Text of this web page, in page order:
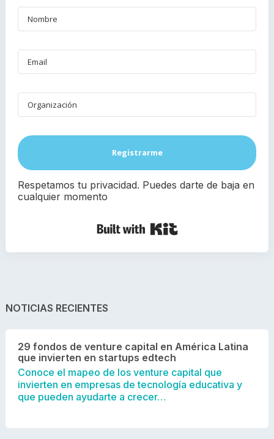
Registrarme
Respetamos tu privacidad. Puedes darte de baja en
cualquier momento
NOTICIAS RECIENTES
29 fondos de venture capital en América Latina
que invierten en startups edtech
Conoce el mapeo de los venture capital que
invierten en empresas de tecnología educativa y
que pueden ayudarte a crecer…